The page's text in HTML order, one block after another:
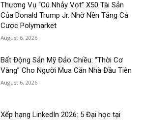
Thương Vụ “Cú Nhảy Vọt” X50 Tài Sản
Của Donald Trump Jr. Nhờ Nền Tảng Cá
Cược Polymarket
August 6, 2026
Bất Động Sản Mỹ Đảo Chiều: “Thời Cơ
Vàng” Cho Người Mua Căn Nhà Đầu Tiên
August 6, 2026
Xếp hạng LinkedIn 2026: 5 Đại học tại